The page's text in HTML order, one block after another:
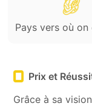
Pays vers où
Prix et
Grâce à sa